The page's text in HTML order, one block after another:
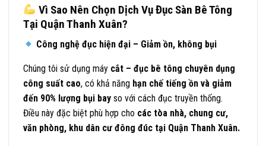
Vì Sao Nên Chọn Dịch Vụ Đục Sàn Bê Tông
Tại Quận Thanh Xuân?
Công nghệ đục hiện đại – Giảm ồn, không bụi
Chúng tôi sử dụng máy cắt – đục bê tông chuyên dụng
công suất cao, có khả năng hạn chế tiếng ồn và giảm
đến 90% lượng bụi bay so với cách đục truyền thống.
Điều này đặc biệt phù hợp cho các tòa nhà, chung cư,
văn phòng, khu dân cư đông đúc tại Quận Thanh Xuân.